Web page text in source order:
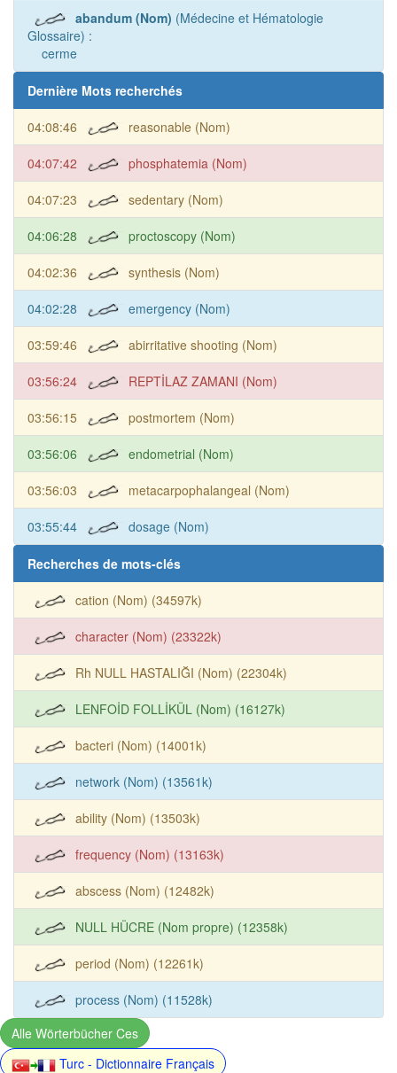
abandum (Nom) (Médecine et Hématologie
Glossaire) :
cerme
Dernière Mots recherchés
04:08:46 reasonable (Nom)
04:07:42 phosphatemia (Nom)
04:07:23 sedentary (Nom)
04:06:28 proctoscopy (Nom)
04:02:36 synthesis (Nom)
04:02:28 emergency (Nom)
03:59:46 abirritative shooting (Nom)
03:56:24 REPTİLAZ ZAMANI (Nom)
03:56:15 postmortem (Nom)
03:56:06 endometrial (Nom)
03:56:03 metacarpophalangeal (Nom)
03:55:44 dosage (Nom)
Recherches de mots-clés
cation (Nom) (34597k)
character (Nom) (23322k)
Rh NULL HASTALIĞI (Nom) (22304k)
LENFOİD FOLLİKÜL (Nom) (16127k)
bacteri (Nom) (14001k)
network (Nom) (13561k)
ability (Nom) (13503k)
frequency (Nom) (13163k)
abscess (Nom) (12482k)
NULL HÜCRE (Nom propre) (12358k)
period (Nom) (12261k)
process (Nom) (11528k)
Alle Wörterbücher Ces
Turc - Dictionnaire Français